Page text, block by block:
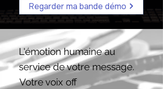
Regarder ma bande démo
L'émotion humaine au
service de votre message.
Votre voix off